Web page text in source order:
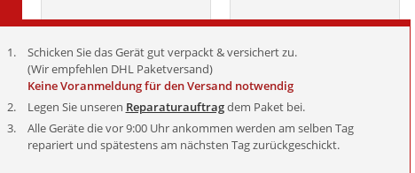
Schicken Sie das Gerät gut verpackt & versichert zu.
(Wir empfehlen DHL Paketversand)
Keine Voranmeldung für den Versand notwendig
Legen Sie unseren Reparaturauftragdem Paket bei.
Alle Geräte die vor 9:00 Uhr ankommen werden am selben Tag
repariert und spätestens am nächsten Tag zurückgeschickt.